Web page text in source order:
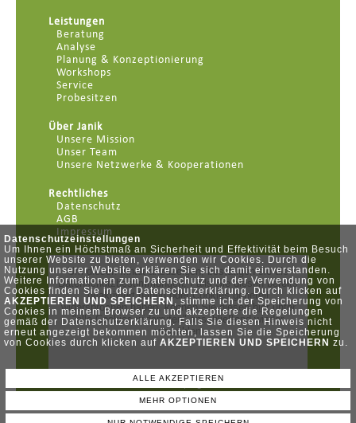
Datenschutzeinstellungen
Um Ihnen ein Höchstmaß an Sicherheit und Effektivität beim Besuch
unserer Website zu bieten, verwenden wir Cookies. Durch die
Nutzung unserer Website erklären Sie sich damit einverstanden.
Weitere Informationen zum Datenschutz und der Verwendung von
Cookies finden Sie in der Datenschutzerklärung. Durch klicken auf
AKZEPTIEREN UND SPEICHERN , stimme ich der Speicherung von
Cookies in meinem Browser zu und akzeptiere die Regelungen
gemäß der Datenschutzerklärung. Falls Sie diesen Hinweis nicht
erneut angezeigt bekommen möchten, lassen Sie die Speicherung
von Cookies durch klicken auf AKZEPTIEREN UND SPEICHERN zu.
ALLE AKZEPTIEREN
MEHR OPTIONEN
Leistungen
Beratung
Analyse
Planung & Konzeptionierung
Workshops
Service
Probesitzen
Über Janik
Unsere Mission
Unser Team
Unsere Netzwerke & Kooperationen
Rechtliches
Datenschutz
AGB
Impressum